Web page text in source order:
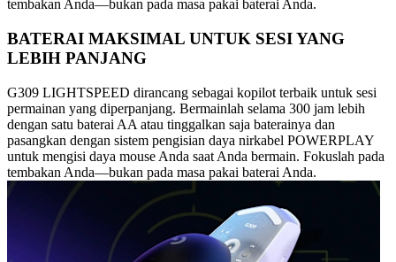
tembakan Anda—bukan pada masa pakai baterai Anda.
BATERAI MAKSIMAL UNTUK SESI YANG
LEBIH PANJANG
G309 LIGHTSPEED dirancang sebagai kopilot terbaik untuk sesi
permainan yang diperpanjang. Bermainlah selama 300 jam lebih
dengan satu baterai AA atau tinggalkan saja baterainya dan
pasangkan dengan sistem pengisian daya nirkabel POWERPLAY
untuk mengisi daya mouse Anda saat Anda bermain. Fokuslah pada
tembakan Anda—bukan pada masa pakai baterai Anda.